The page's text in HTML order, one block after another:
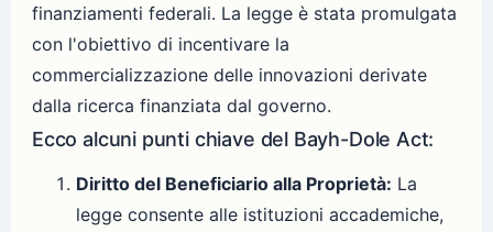
finanziamenti federali. La legge è stata promulgata
con l'obiettivo di incentivare la
commercializzazione delle innovazioni derivate
dalla ricerca finanziata dal governo.
Ecco alcuni punti chiave del Bayh-Dole Act:
Diritto del Beneficiario alla Proprietà: La
legge consente alle istituzioni accademiche,